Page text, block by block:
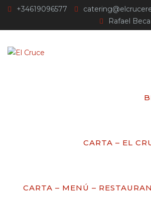
+34619096577
Rafael
CARTA – EL
CARTA – MENÚ –
JOSÉ
Post by: Date:23 de